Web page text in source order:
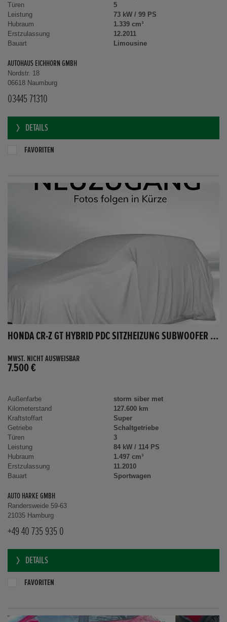
Türen
5
Leistung
73 kW / 99 PS
Hubraum
1.339 cm³
Erstzulassung
12.2011
Bauart
Limousine
AUTOHAUS EICHHORN GMBH
Nordstr. 18
06618 Naumburg
03445 71310
DETAILS
FAVORITEN
HONDA CR-Z GT HYBRID PDC SITZHEIZUNG SUBWOOFER BLUETOOTH
MWST. NICHT AUSWEISBAR
7.500 €
Außenfarbe
storm siber met
Kilometerstand
127.600 km
Kraftstoffart
Super
Getriebe
Schaltgetriebe
Türen
3
Leistung
84 kW / 114 PS
Hubraum
1.497 cm³
Erstzulassung
11.2010
Bauart
Sportwagen
AUTO HARKE GMBH
Randersweide 59-63
21035 Hamburg
+49 40 735 935 0
DETAILS
FAVORITEN